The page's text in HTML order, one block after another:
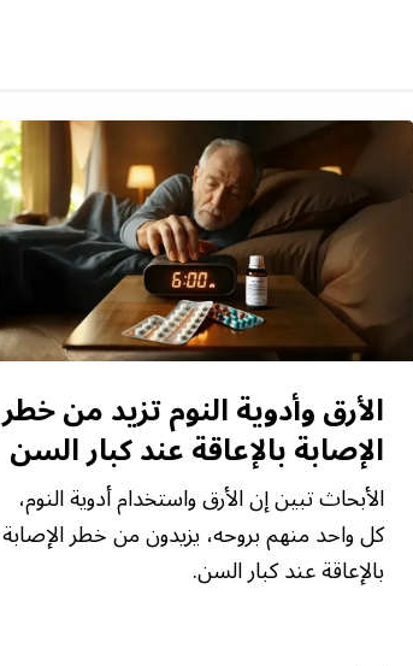
الأرق وأدوية النوم تزيد من خطر
الإصابة بالإعاقة عند كبار السن
الأبحاث تبين إن الأرق واستخدام أدوية النوم،
كل واحد منهم بروحه، يزيدون من خطر الإصابة
بالإعاقة عند كبار السن.